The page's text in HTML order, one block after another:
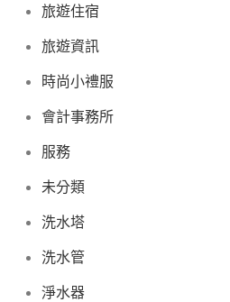
旅遊住宿
旅遊資訊
時尚小禮服
會計事務所
服務
未分類
洗水塔
洗水管
淨水器